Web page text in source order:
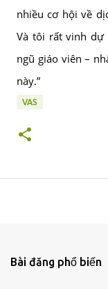
nhiều cơ hội về
Và tôi rất vinh dự
ngũ giáo viên –
này.”
VAS
Bài đăng phổ biến